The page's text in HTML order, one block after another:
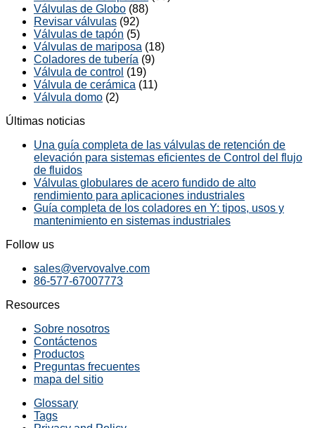
Válvulas de Globo (88)
Revisar válvulas (92)
Válvulas de tapón (5)
Válvulas de mariposa (18)
Coladores de tubería (9)
Válvula de control (19)
Válvula de cerámica (11)
Válvula domo (2)
Últimas noticias
Una guía completa de las válvulas de retención de
elevación para sistemas eficientes de Control del flujo
de fluidos
Válvulas globulares de acero fundido de alto
rendimiento para aplicaciones industriales
Guía completa de los coladores en Y: tipos, usos y
mantenimiento en sistemas industriales
Follow us
sales@vervovalve.com
86-577-67007773
Resources
Sobre nosotros
Contáctenos
Productos
Preguntas frecuentes
mapa del sitio
Glossary
Tags